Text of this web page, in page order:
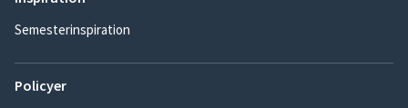
Semesterinspiration
Policyer